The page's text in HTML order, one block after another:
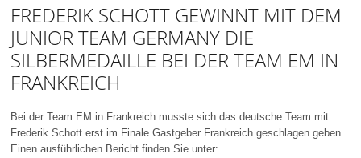
FREDERIK SCHOTT GEWINNT MIT DEM
JUNIOR TEAM GERMANY DIE
SILBERMEDAILLE BEI DER TEAM EM IN
FRANKREICH
Bei der Team EM in Frankreich musste sich das deutsche Team mit
Frederik Schott erst im Finale Gastgeber Frankreich geschlagen geben.
Einen ausführlichen Bericht finden Sie unter: